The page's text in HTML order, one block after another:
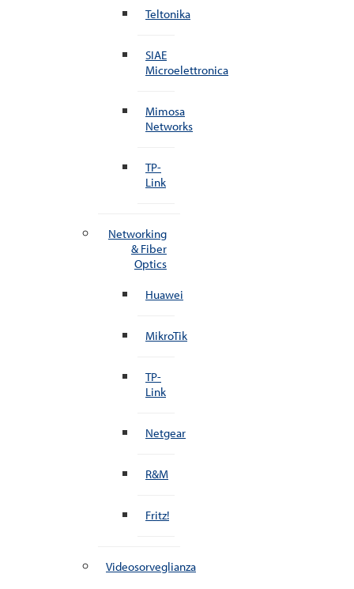
Teltonika
SIAE
Microelettronica
Mimosa
Networks
TP-
Link
Networking
& Fiber
Optics
Huawei
MikroTik
TP-
Link
Netgear
R&M
Fritz!
Videosorveglianza